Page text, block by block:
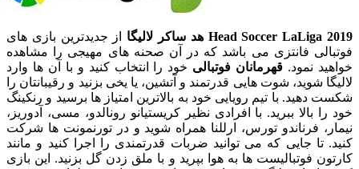
Head Soccer هد ساکر لالیگااز جدیدترین بازی های
فانتزی می باشد که در آن صحنه های مهیجی را مشاهده
نمود.قهرمانان فوتبالیخود را انتخاب کنید و با آن ها وارد
شوید، شوت هایی قدرتمند و آتشین، یا یخی بزنید و رقیبانتان را
با تیم رویایی خود به بالاترین امتیاز ها برسید و رنکینگ
بالا ببرید. با افرادی نظیر کریستیانو رونالدو، مسی، آدوریز،
فرناندو تورس، ارللنا همراه شوید و در تورنمونت ها شرکت
جایی که می توانید ضربات قدرتمندی را اجرا کنید و مانند
فوتبالیست ها به هوا بپرید و با ملق زدن گل بزنید. این بازی